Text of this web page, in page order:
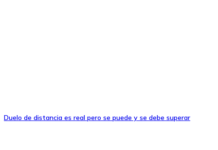
Duelo de distancia es real pero se puede y se debe superar